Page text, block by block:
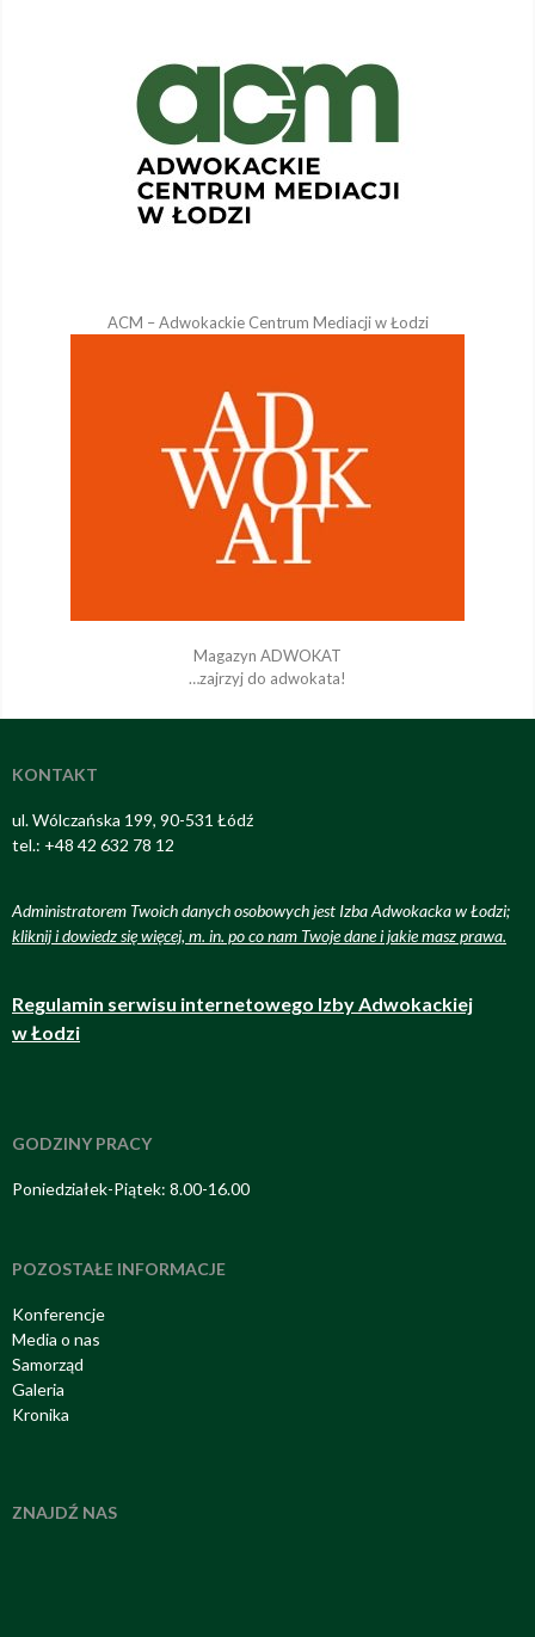
ACM – Adwokackie Centrum Mediacji w Łodzi
Magazyn ADWOKAT
…zajrzyj do adwokata!
KONTAKT
ul. Wólczańska 199, 90-531 Łódź
tel.: +48 42 632 78 12
Administratorem Twoich danych osobowych jest Izba Adwokacka w Łodzi;
kliknij i dowiedz się więcej, m. in. po co nam Twoje dane i jakie masz prawa.
Regulamin serwisu internetowego Izby Adwokackiej
w Łodzi
GODZINY PRACY
Poniedziałek-Piątek: 8.00-16.00
POZOSTAŁE INFORMACJE
Konferencje
Media o nas
Samorząd
Galeria
Kronika
ZNAJDŹ NAS